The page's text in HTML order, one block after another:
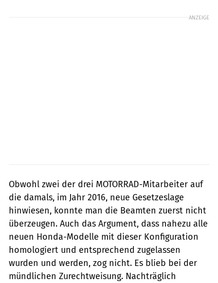
ANZEIGE
Obwohl zwei der drei MOTORRAD-Mitarbeiter auf
die damals, im Jahr 2016, neue Gesetzeslage
hinwiesen, konnte man die Beamten zuerst nicht
überzeugen. Auch das Argument, dass nahezu alle
neuen Honda-Modelle mit dieser Konfiguration
homologiert und entsprechend zugelassen
wurden und werden, zog nicht. Es blieb bei der
mündlichen Zurechtweisung. Nachträglich